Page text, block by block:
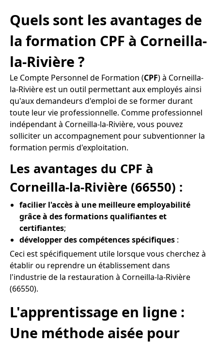
Quels sont les avantages de
la formation CPF à Corneilla-
la-Rivière ?
Le Compte Personnel de Formation (CPF) à Corneilla-
la-Rivière est un outil permettant aux employés ainsi
qu'aux demandeurs d'emploi de se former durant
toute leur vie professionnelle. Comme professionnel
indépendant à Corneilla-la-Rivière, vous pouvez
solliciter un accompagnement pour subventionner la
formation permis d'exploitation.
Les avantages du CPF à
Corneilla-la-Rivière (66550) :
facilier l'accès à une meilleure employabilité
grâce à des formations qualifiantes et
certifiantes;
développer des compétences spécifiques :
Ceci est spécifiquement utile lorsque vous cherchez à
établir ou reprendre un établissement dans
l'industrie de la restauration à Corneilla-la-Rivière
(66550).
L'apprentissage en ligne :
Une méthode aisée pour